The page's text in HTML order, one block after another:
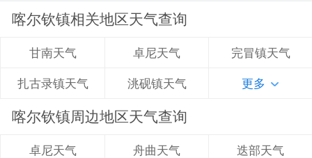
喀尔钦镇相关地区天气查询
甘南天气 卓尼天气 完冒镇天气
扎古录镇天气 洮砚镇天气 更多
喀尔钦镇周边地区天气查询
卓尼天气 舟曲天气 迭部天气